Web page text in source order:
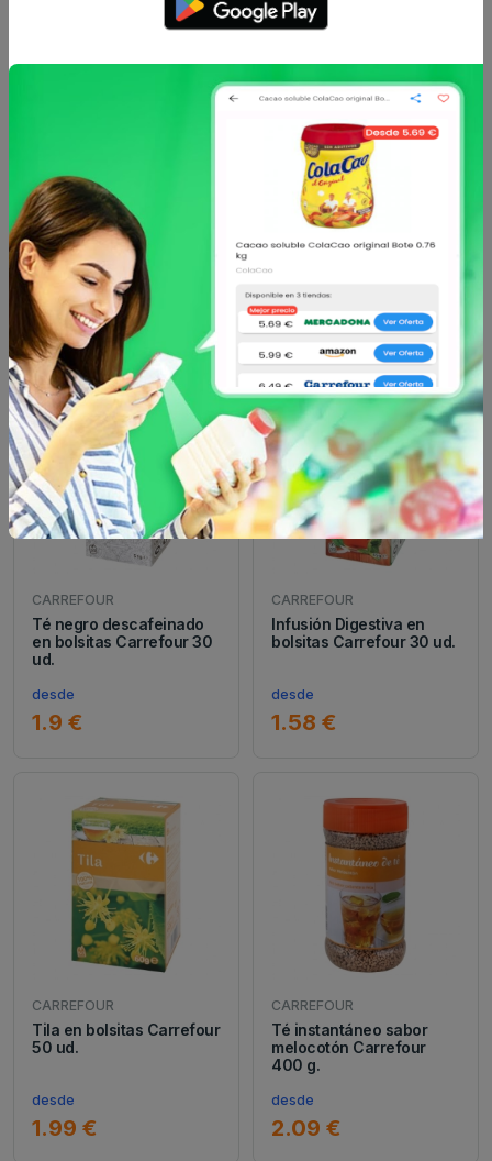
Caracteristicas Análisis de precio
Otros productos de CARREFOUR
infusiones
CARREFOUR
Té negro descafeinado
en bolsitas Carrefour 30
ud.
desde
1.9 €
CARREFOUR
Infusión Digestiva en
bolsitas Carrefour 30 ud.
desde
1.58 €
CARREFOUR
Tila en bolsitas Carrefour
50 ud.
desde
1.99 €
CARREFOUR
Té instantáneo sabor
melocotón Carrefour
400 g.
desde
2.09 €